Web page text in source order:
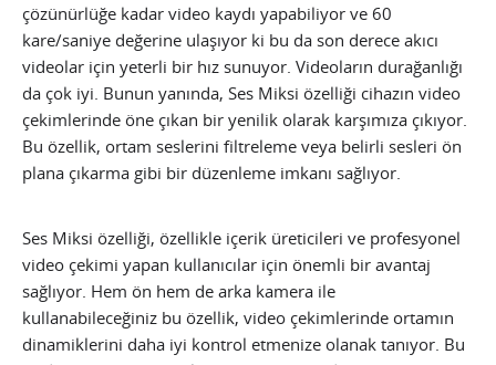
çözünürlüğe kadar video kaydı yapabiliyor ve 60
kare/saniye değerine ulaşıyor ki bu da son derece akıcı
videolar için yeterli bir hız sunuyor. Videoların durağanlığı
da çok iyi. Bunun yanında, Ses Miksi özelliği cihazın video
çekimlerinde öne çıkan bir yenilik olarak karşımıza çıkıyor.
Bu özellik, ortam seslerini filtreleme veya belirli sesleri ön
plana çıkarma gibi bir düzenleme imkanı sağlıyor.
Ses Miksi özelliği, özellikle içerik üreticileri ve profesyonel
video çekimi yapan kullanıcılar için önemli bir avantaj
sağlıyor. Hem ön hem de arka kamera ile
kullanabileceğiniz bu özellik, video çekimlerinde ortamın
dinamiklerini daha iyi kontrol etmenize olanak tanıyor. Bu